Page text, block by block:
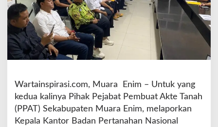
n
B
P
N
M
u
a
E
i
m
Wartainspirasi.com, Muara Enim – Untuk yang
kedua kalinya Pihak Pejabat Pembuat Akte Tanah
(PPAT) Sekabupaten Muara Enim, melaporkan
Kepala Kantor Badan Pertanahan Nasional